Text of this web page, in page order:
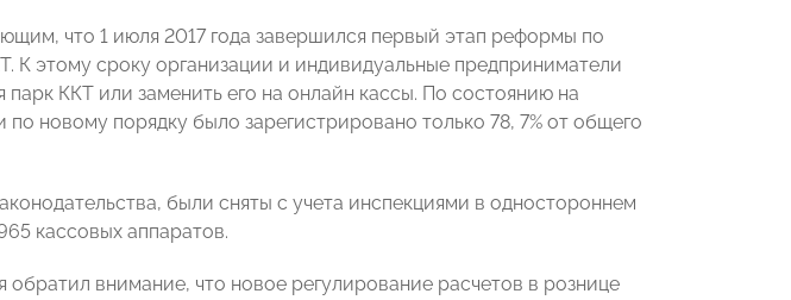
что 1 июля 2017 года завершился первый этап реформы по
К этому сроку организации и индивидуальные предприниматели
ККТ или заменить его на онлайн кассы. По состоянию на
новому порядку было зарегистрировано только 78, 7% от общего
были сняты с учета инспекциями в одностороннем
кассовых аппаратов.
обратил внимание, что новое регулирование расчетов в рознице